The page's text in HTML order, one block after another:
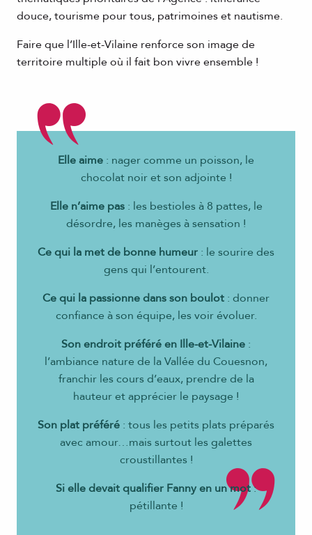
douce, tourisme pour tous, patrimoines et nautisme.
Faire que l’Ille-et-Vilaine renforce son image de
territoire multiple où il fait bon vivre ensemble !
Elle aime : nager comme un poisson, le
chocolat noir et son adjointe !
Elle n’aime pas : les bestioles à 8 pattes, le
désordre, les manèges à sensation !
Ce qui la met de bonne humeur : le sourire des
gens qui l’entourent.
Ce qui la passionne dans son boulot : donner
confiance à son équipe, les voir évoluer.
Son endroit préféré en Ille-et-Vilaine :
l’ambiance nature de la Vallée du Couesnon,
franchir les cours d’eaux, prendre de la
hauteur et apprécier le paysage !
Son plat préféré : tous les petits plats préparés
avec amour…mais surtout les galettes
croustillantes !
Si elle devait qualifier Fanny en un mot:
pétillante !